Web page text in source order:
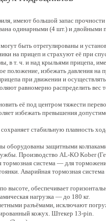
, имеют большой запас
одинарными (4 шт.) и двойными
быть отрегулированы и
на прицеп и страхуют её при
в т. ч. и над крыльями прицепа,
положение, избежать давления на
при движении и
равномерно распределить вес
её под центром тяжести
избежать превышения
сохраняет стабильную плавность
оборудованы защитными
Производство AL-KO Kober
система — для
Аварийная тормозная система
высоте, обеспечивает
нагрузка — до 180 кг.
разъёмами , исключают
кожух. Штекер 13-pin